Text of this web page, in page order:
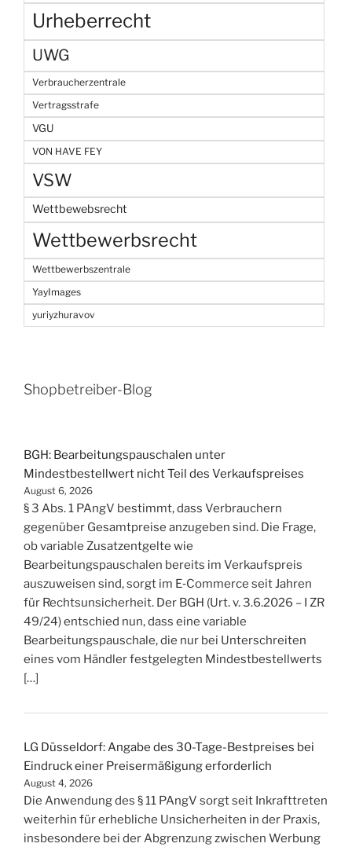
Urheberrecht
UWG
Verbraucherzentrale
Vertragsstrafe
VGU
VON HAVE FEY
VSW
Wettbewebsrecht
Wettbewerbsrecht
Wettbewerbszentrale
YayImages
yuriyzhuravov
Shopbetreiber-Blog
BGH: Bearbeitungspauschalen unter
Mindestbestellwert nicht Teil des Verkaufspreises
August 6, 2026
§ 3 Abs. 1 PAngV bestimmt, dass Verbrauchern
gegenüber Gesamtpreise anzugeben sind. Die Frage,
ob variable Zusatzentgelte wie
Bearbeitungspauschalen bereits im Verkaufspreis
auszuweisen sind, sorgt im E‑Commerce seit Jahren
für Rechtsunsicherheit. Der BGH (Urt. v. 3.6.2026 – I ZR
49/24) entschied nun, dass eine variable
Bearbeitungspauschale, die nur bei Unterschreiten
eines vom Händler festgelegten Mindestbestellwerts
[…]
LG Düsseldorf: Angabe des 30-Tage-Bestpreises bei
Eindruck einer Preisermäßigung erforderlich
August 4, 2026
Die Anwendung des § 11 PAngV sorgt seit Inkrafttreten
weiterhin für erhebliche Unsicherheiten in der Praxis,
insbesondere bei der Abgrenzung zwischen Werbung